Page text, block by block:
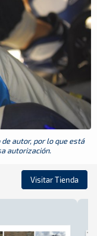
autor, por lo que está
autorización.
Visitar Tienda